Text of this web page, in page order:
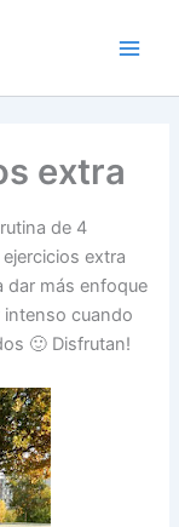
extra
de 4
extra
dar más enfoque
intenso cuando
🙂 Disfrutan!